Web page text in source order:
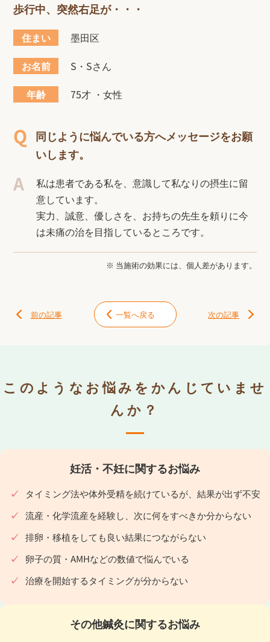
歩行中、突然右足が・・・
住まい
墨田区
お名前
S・Sさん
年齢
75才 ・女性
同じように悩んでいる方へメッセージをお願
いします。
私は患者である私を、意識して私なりの摂生に留
意しています。
実力、誠意、優しさを、お持ちの先生を頼りに今
は未痛の治を目指しているところです。
※ 当施術の効果には、個人差があります。
前の記事 一覧へ戻る 次の記事
このようなお悩みをかんじていませ
んか？
妊活・不妊に関するお悩み
タイミング法や体外受精を続けているが、結果が出ず不安
流産・化学流産を経験し、次に何をすべきか分からない
排卵・移植をしても良い結果につながらない
卵子の質・AMHなどの数値で悩んでいる
治療を開始するタイミングが分からない
その他鍼灸に関するお悩み